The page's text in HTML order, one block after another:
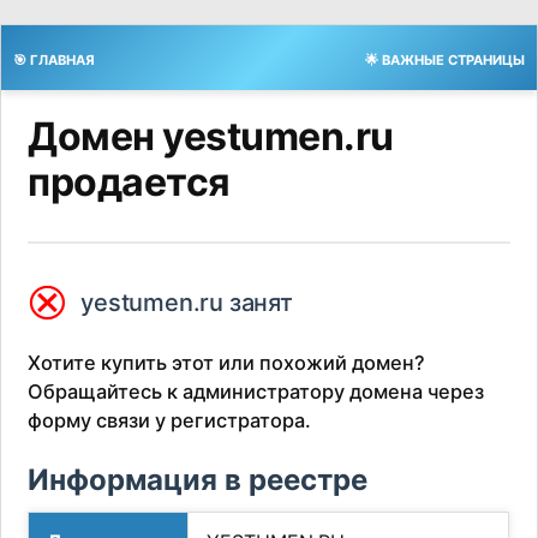
🎯 ГЛАВНАЯ 🌟 ВАЖНЫЕ СТРАНИЦЫ
Домен yestumen.ru
продается
⮿ yestumen.ru занят
Хотите купить этот или похожий домен?
Обращайтесь к администратору домена через
форму связи у регистратора.
Информация в реестре